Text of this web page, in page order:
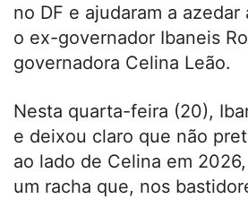
no DF e ajudaram a
o ex-governador Ibaneis
governadora Celina Leão.
Nesta quarta-feira (20),
e deixou claro que não
ao lado de Celina em
um racha que, nos